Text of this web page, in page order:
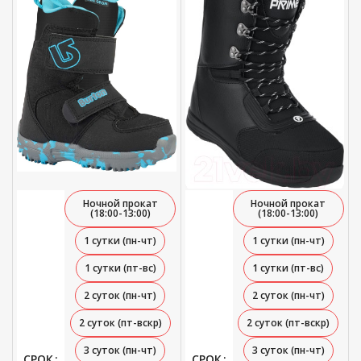
Ночной прокат
(18:00-13:00)
1 сутки (пн-чт)
1 сутки (пт-вс)
2 суток (пн-чт)
2 суток (пт-вскр)
3 суток (пн-чт)
Ночной прокат
(18:00-13:00)
1 сутки (пн-чт)
1 сутки (пт-вс)
2 суток (пн-чт)
2 суток (пт-вскр)
3 суток (пн-чт)